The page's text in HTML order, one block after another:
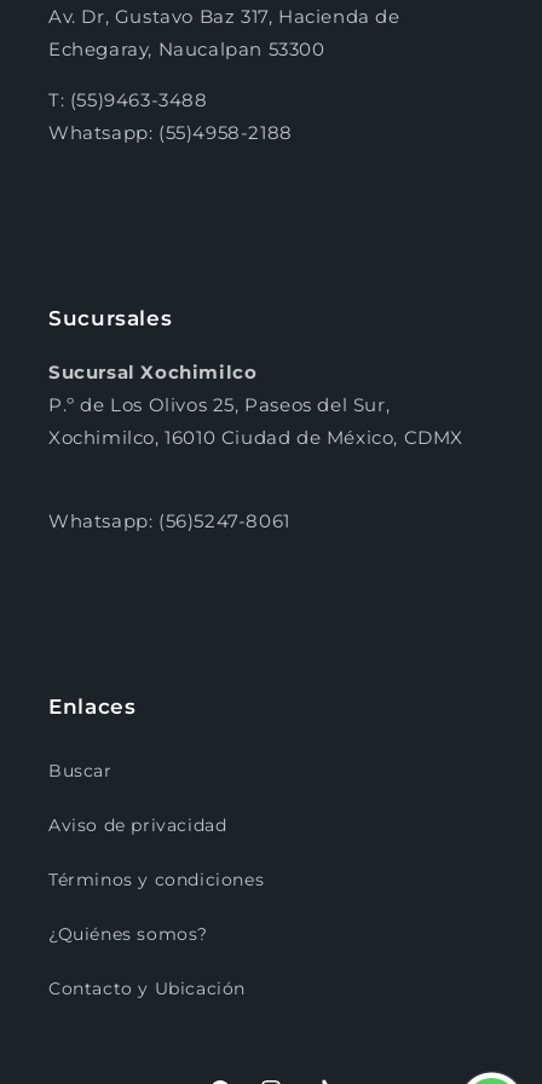
Av. Dr, Gustavo Baz 317, Hacienda de
Echegaray, Naucalpan 53300
T: (55)9463-3488
Whatsapp: (55)4958-2188
Sucursales
Sucursal Xochimilco
P.º de Los Olivos 25, Paseos del Sur,
Xochimilco, 16010 Ciudad de México, CDMX
Whatsapp: (56)5247-8061
Enlaces
Buscar
Aviso de privacidad
Términos y condiciones
¿Quiénes somos?
Contacto y Ubicación